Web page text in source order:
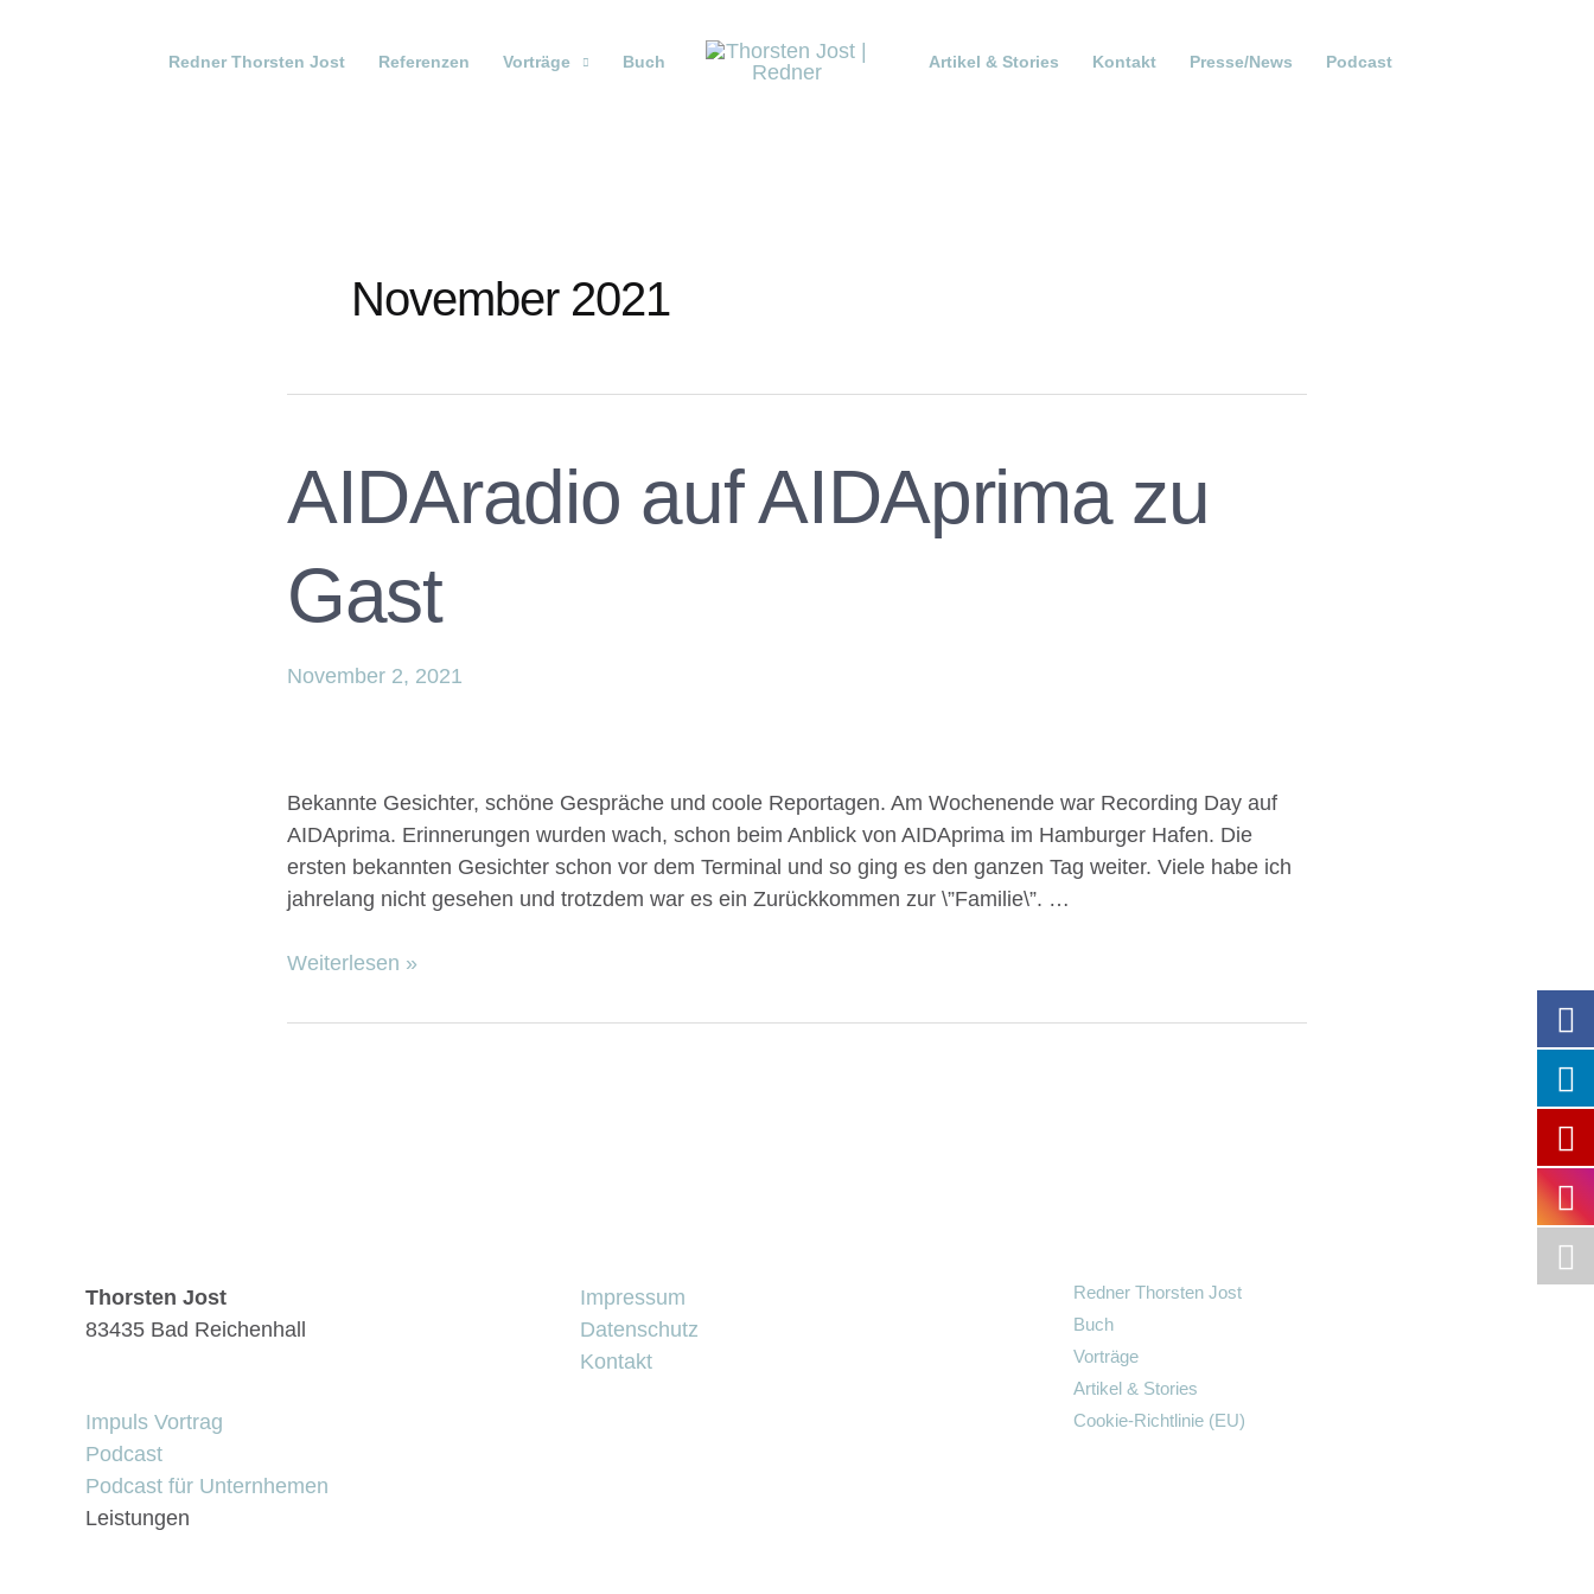
Redner Thorsten Jost Referenzen Vorträge Buch Artikel & Stories Kontakt Presse/News Podcast
November 2021
AIDAradio auf AIDAprima zu
Gast
November 2, 2021
Bekannte Gesichter, schöne Gespräche und coole Reportagen. Am Wochenende war Recording Day auf
AIDAprima. Erinnerungen wurden wach, schon beim Anblick von AIDAprima im Hamburger Hafen. Die
ersten bekannten Gesichter schon vor dem Terminal und so ging es den ganzen Tag weiter. Viele habe ich
jahrelang nicht gesehen und trotzdem war es ein Zurückkommen zur \”Familie\”. …
Weiterlesen »
Thorsten Jost
83435 Bad Reichenhall
Impuls Vortrag
Podcast
Podcast für Unternhemen
Leistungen
Impressum
Datenschutz
Kontakt
Redner Thorsten Jost
Buch
Vorträge
Artikel & Stories
Cookie-Richtlinie (EU)